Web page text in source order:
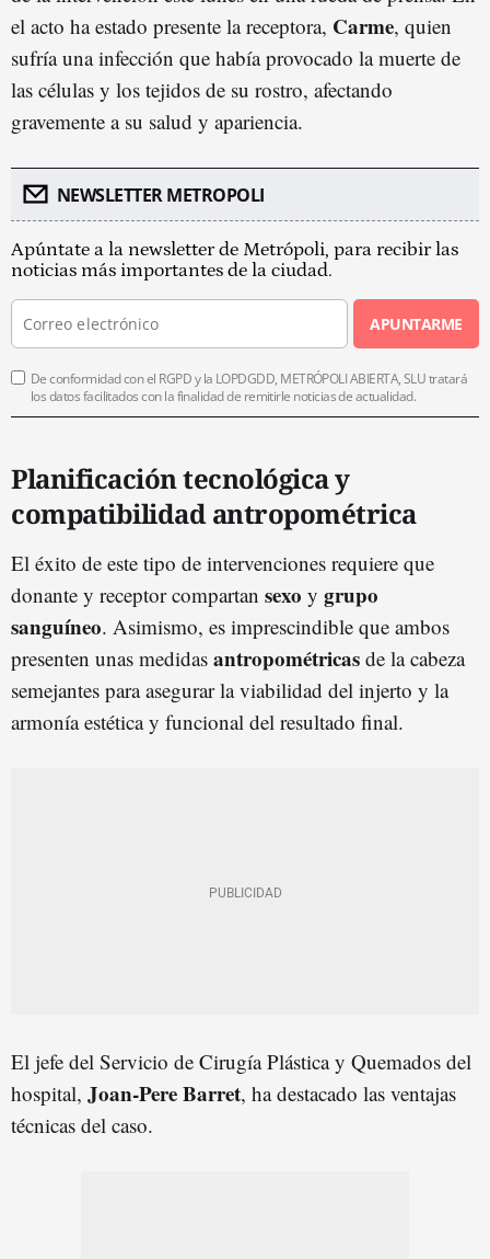
el acto ha estado presente la receptora, Carme, quien
sufría una infección que había provocado la muerte de
las células y los tejidos de su rostro, afectando
gravemente a su salud y apariencia.
NEWSLETTER METROPOLI
Apúntate a la newsletter de Metrópoli, para recibir las
noticias más importantes de la ciudad.
APUNTARME
De conformidad con el RGPD y la LOPDGDD, METRÓPOLI ABIERTA, SLU tratará
los datos facilitados con la finalidad de remitirle noticias de actualidad.
Planificación tecnológica y
compatibilidad antropométrica
El éxito de este tipo de intervenciones requiere que
donante y receptor compartan sexo y grupo
sanguíneo. Asimismo, es imprescindible que ambos
presenten unas medidas antropométricas de la cabeza
semejantes para asegurar la viabilidad del injerto y la
armonía estética y funcional del resultado final.
El jefe del Servicio de Cirugía Plástica y Quemados del
hospital, Joan-Pere Barret, ha destacado las ventajas
técnicas del caso.